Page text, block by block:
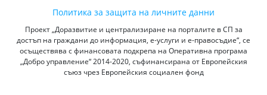
Политика за защита на личните данни
Проект „Доразвитие и централизиране на порталите в СП за
достъп на граждани до информация, е-услуги и е-правосъдие“, се
осъществява с финансовата подкрепа на Оперативна програма
„Добро управление“ 2014-2020, съфинансирана от Европейския
съюз чрез Европейския социален фонд